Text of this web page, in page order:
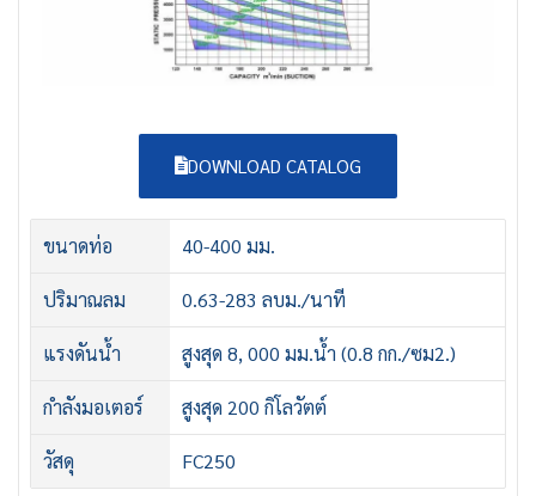
DOWNLOAD CATALOG
ขนาดท่อ 40-400 มม.
ปริมาณลม 0.63-283 ลบม./นาที
แรงดันน้ำ สูงสุด 8, 000 มม.น้ำ (0.8 กก./ซม2.)
กำลังมอเตอร์ สูงสุด 200 กิโลวัตต์
วัสดุ FC250